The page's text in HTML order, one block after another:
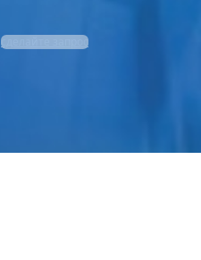
сделайте запрос